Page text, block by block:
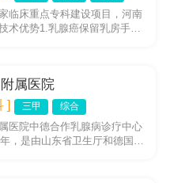
临床重点专科建设项目，河南
术优势1.乳腺癌保留乳房手
属医院
] 三甲 综合
医院中德合作乳腺病诊疗中心
，是由山东省卫生厅和德国卫